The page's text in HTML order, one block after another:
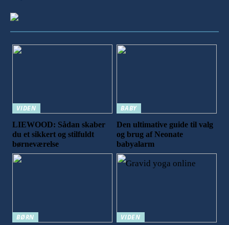
VIDEN
LIEWOOD: Sådan skaber
du et sikkert og stilfuldt
børneværelse
BABY
Den ultimative guide til valg
og brug af Neonate
babyalarm
BØRN
VIDEN